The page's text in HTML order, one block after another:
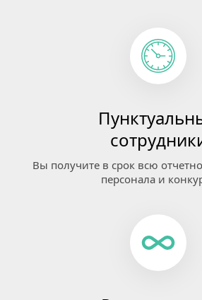
Вы получите в срок всю
персонала и